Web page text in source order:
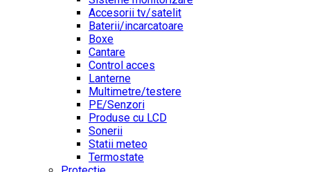
Accesorii tv/satelit
Baterii/incarcatoare
Boxe
Cantare
Control acces
Lanterne
Multimetre/testere
PE/Senzori
Produse cu LCD
Sonerii
Statii meteo
Termostate